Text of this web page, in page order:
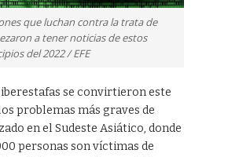
que luchan contra la trata de
a tener noticias de estos
del 2022 / EFE
se convirtieron este
problemas más graves de
en el Sudeste Asiático, donde
personas son víctimas de